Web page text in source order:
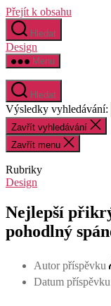
Přejít k obsahu
Hledat
Design
Menu
Hledat
Výsledky vyhledávání:
Zavřít vyhledávání
Zavřít menu
Rubriky
Design
Nejlepší
pohodlný
Autor příspěvku
Datum příspěvku